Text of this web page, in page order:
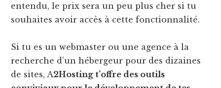
entendu, le prix sera un peu plus cher si tu
souhaites avoir accès à cette fonctionnalité.
Si tu es un webmaster ou une agence à la
recherche d’un hébergeur pour des dizaines
de sites, A2Hosting t’offre des outils